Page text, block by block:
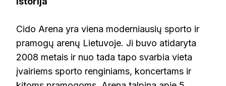
Cido Arena yra viena moderniausių sporto ir
pramogų arenų Lietuvoje. Ji buvo atidaryta
2008 metais ir nuo tada tapo svarbia vieta
įvairiems sporto renginiams, koncertams ir